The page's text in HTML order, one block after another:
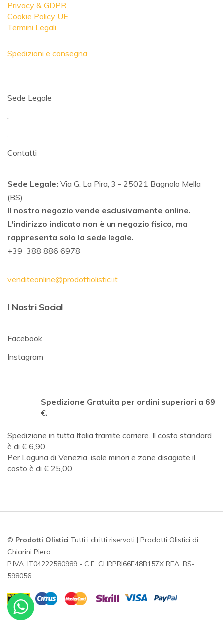
Privacy & GDPR
Cookie Policy UE
Termini Legali
Spedizioni e consegna
Sede Legale
.
.
Contatti
Sede Legale: Via G. La Pira, 3 - 25021 Bagnolo Mella
(BS)
Il nostro negozio vende esclusivamente online.
L'indirizzo indicato non è un negozio fisico, ma
rappresenta solo la sede legale.
+39 388 886 6978
venditeonline@prodottiolistici.it
I Nostri Social
Facebook
Instagram
Spedizione Gratuita per ordini superiori a 69
€.
Spedizione in tutta Italia tramite corriere. Il costo standard
è di € 6,90
Per Laguna di Venezia, isole minori e zone disagiate il
costo è di € 25,00
© Prodotti Olistici Tutti i diritti riservati | Prodotti Olistici di
Chiarini Piera
P.IVA: IT04222580989 - C.F. CHRPRI66E48B157X REA: BS-
598056